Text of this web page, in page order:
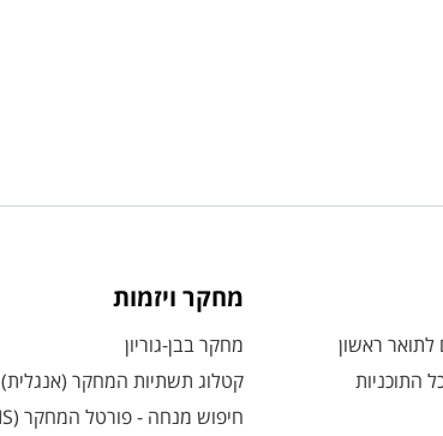
ראשון
התוכניות
מחקר ויזמות
מחקר בבן-גוריון
קטלוג תשתיות המחקר (אנגלית)
חיפוש מנחה - פורטל המחקר (CRIS)